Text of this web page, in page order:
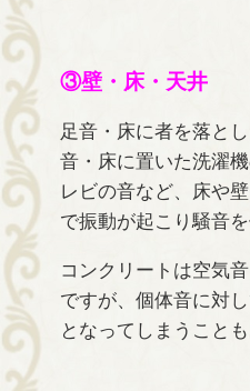
③壁・床・天井
足音・床に者を落と
音・床に置いた洗濯
レビの音など、床や
で振動が起こり騒音を
コンクリートは空気
ですが、個体音に対
となってしまうことも